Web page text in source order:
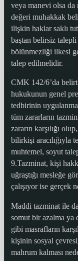
veya manevi olsa
değeri muhakkak
ilişkin haklar saklı
baştan belirsiz talepli
bölünmezliği ilkesi
talep edilmelidir.
CMK 142/6’da
hukukunun genel
tedbirinin
tüm zararların
zararın karşılığı
bilirkişi aracılığıyla
muhtemel, soyut
9.Tazminat, kişi
uğraştığı mesleğe
çalışıyor ise gerçek
Maddi tazminat ile
somut bir azalma ya
gibi masrafların
kişinin sosyal
mahrum kalması